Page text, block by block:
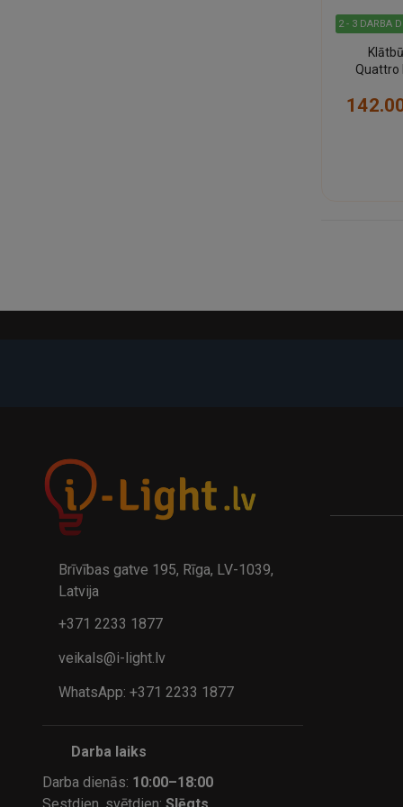
2 - 3 DARBA
Quattro
Brīvības gatve 195, Rīga, LV-1039,
Latvija
+371 2233 1877
veikals@i-light.lv
WhatsApp: +371 2233 1877
Darba laiks
Darba dienās: 10:00–18:00